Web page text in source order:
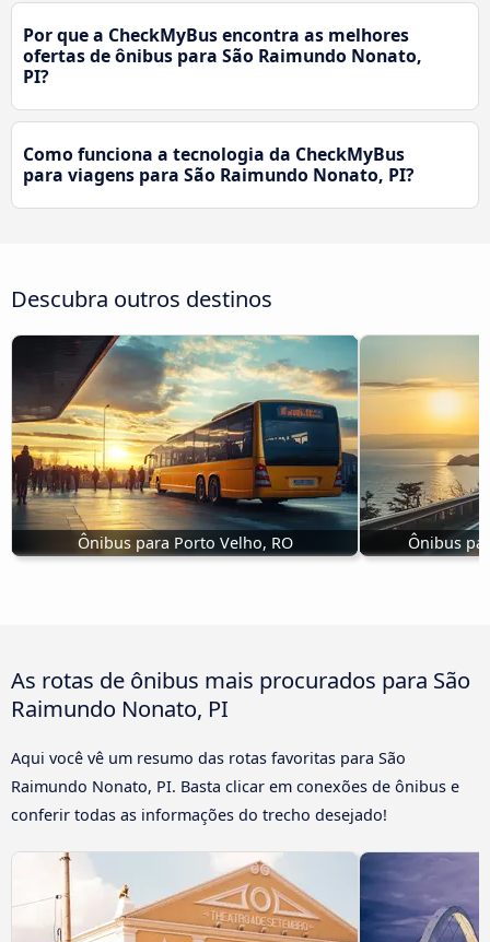
Por que a CheckMyBus encontra as melhores
ofertas de ônibus para São Raimundo Nonato,
PI?
Como funciona a tecnologia da CheckMyBus
para viagens para São Raimundo Nonato, PI?
Descubra outros destinos
Ônibus para Porto Velho, RO Ônibus
As rotas de ônibus mais procurados para São
Raimundo Nonato, PI
Aqui você vê um resumo das rotas favoritas para São
Raimundo Nonato, PI. Basta clicar em conexões de ônibus e
conferir todas as informações do trecho desejado!